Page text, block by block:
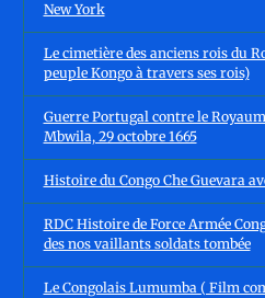
New York
Le cimetière des anciens rois du
peuple Kongo à travers ses rois)
Guerre Portugal contre le
Mbwila, 29 octobre 1665
Histoire du Congo Che Guevara
RDC Histoire de Force Armée
des nos vaillants soldats tombée
Le Congolais Lumumba ( Film